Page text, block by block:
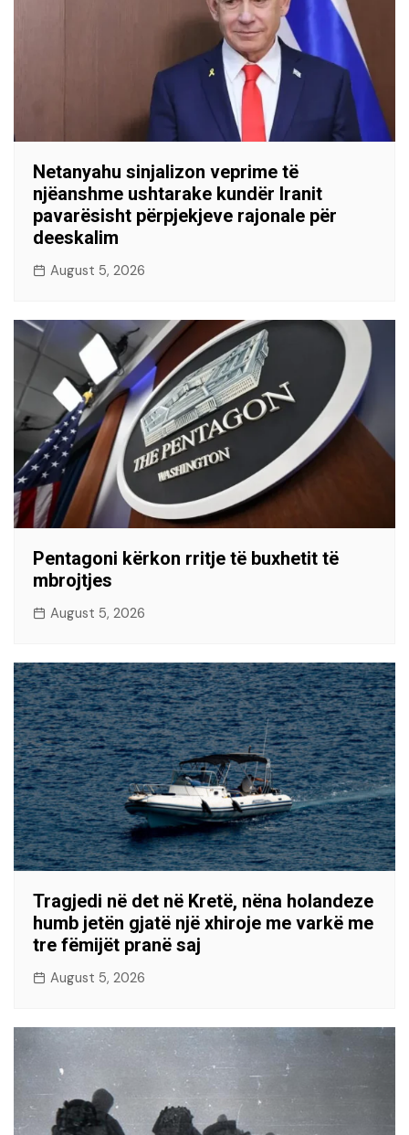
Netanyahu sinjalizon veprime të
njëanshme ushtarake kundër Iranit
pavarësisht përpjekjeve rajonale për
deeskalim
August 5, 2026
Pentagoni kërkon rritje të buxhetit të
mbrojtjes
August 5, 2026
Tragjedi në det në Kretë, nëna holandeze
humb jetën gjatë një xhiroje me varkë me
tre fëmijët pranë saj
August 5, 2026